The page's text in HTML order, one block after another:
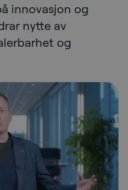
innovasjon og
nytte av
og